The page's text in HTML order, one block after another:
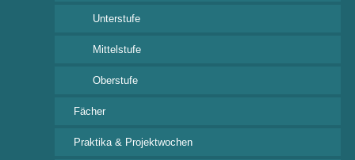
Unterstufe
Mittelstufe
Oberstufe
Fächer
Praktika & Projektwochen
Rudolf-Steiner Straße 4